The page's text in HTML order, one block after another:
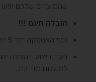
שהמוצרים שלכם
הובלה חינם !!!
זמני האספקה תוך 5 ימי עסקים למעט אזורים חריגים.
בעת ביצוע ההזמנה
למשלוח מדויקת.